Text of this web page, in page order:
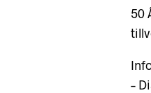
50
–